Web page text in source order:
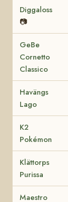
Diggaloss
📷
GeBe
Cornetto
Classico
Havängs
Lago
K2
Pokémon
Klättorps
Purissa
Maestro